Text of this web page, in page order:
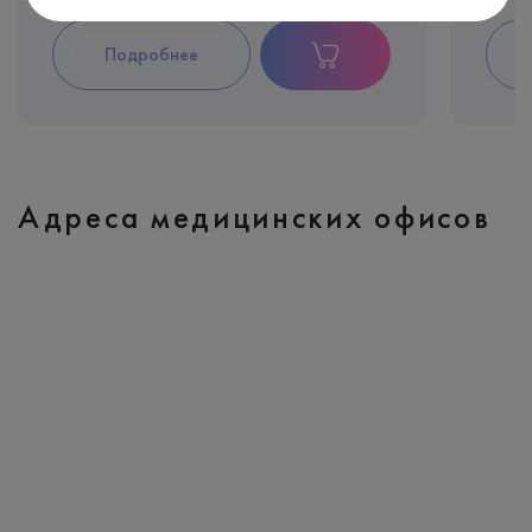
Подробнее
Адреса медицинских офисов